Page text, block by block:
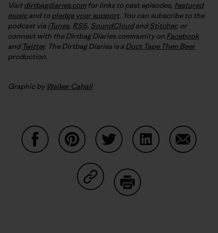
Visitdirtbagdiaries.comfor links to past episodes, featured
musicand to pledge your support. You can subscribe to the
podcast via iTunes, RSS, SoundCloudandStitcher, or
connect with the Dirtbag Diaries community on Facebook
and Twitter. The Dirtbag Diaries is a Duct Tape Then Beer
production.
Graphic by Walker Cahall
Auf Copy Link teilen